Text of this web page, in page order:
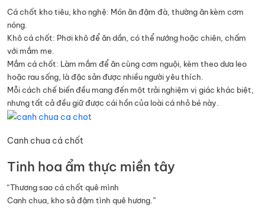
Cá chốt kho tiêu, kho nghệ: Món ăn đậm đà, thường ăn kèm cơm
nóng.
Khô cá chốt: Phơi khô để ăn dần, có thể nướng hoặc chiên, chấm
với mắm me.
Mắm cá chốt: Làm mắm để ăn cùng cơm nguội, kèm theo dưa leo
hoặc rau sống, là đặc sản được nhiều người yêu thích.
Mỗi cách chế biến đều mang đến một trải nghiệm vị giác khác biệt,
nhưng tất cả đều giữ được cái hồn của loài cá nhỏ bé này.
Canh chua cá chốt
Tinh hoa ẩm thực miền tây
“Thương sao cá chốt quê mình
Canh chua, kho sả đậm tình quê hương.”